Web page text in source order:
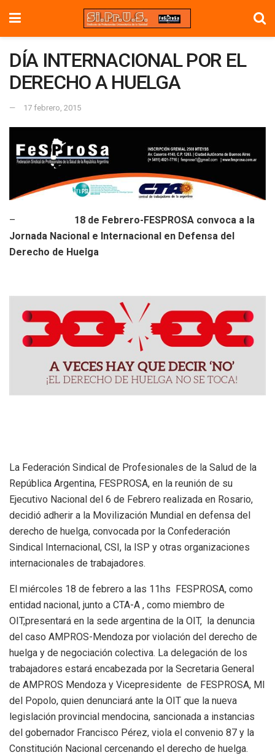
DÍA INTERNACIONAL POR EL
DERECHO A HUELGA
17 febrero, 2015
– 18 de Febrero-FESPROSA convoca a la
Jornada Nacional e Internacional en Defensa del
Derecho de Huelga
La Federación Sindical de Profesionales de la Salud de la
República Argentina, FESPROSA, en la reunión de su
Ejecutivo Nacional del 6 de Febrero realizada en Rosario,
decidió adherir a la Movilización Mundial en defensa del
derecho de huelga, convocada por la Confederación
Sindical Internacional, CSI, la ISP y otras organizaciones
internacionales de trabajadores.
El miércoles 18 de febrero a las 11hs FESPROSA, como
entidad nacional, junto a CTA-A , como miembro de
OIT,presentará en la sede argentina de la OIT, la denuncia
del caso AMPROS-Mendoza por violación del derecho de
huelga y de negociación colectiva. La delegación de los
trabajadores estará encabezada por la Secretaria General
de AMPROS Mendoza y Vicepresidente de FESPROSA, MI
del Popolo, quien denunciará ante la OIT que la nueva
legislación provincial mendocina, sancionada a instancias
del gobernador Francisco Pérez, viola el convenio 87 y la
Constitución Nacional cercenando el derecho de huelga.